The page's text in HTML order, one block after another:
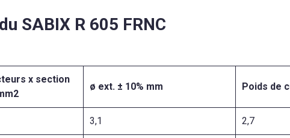
SABIX R 605 FRNC
x section
ø ext. ± 10% mm Poids de
3,1 2,7